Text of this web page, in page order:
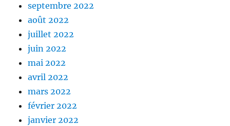
septembre 2022
août 2022
juillet 2022
juin 2022
mai 2022
avril 2022
mars 2022
février 2022
janvier 2022